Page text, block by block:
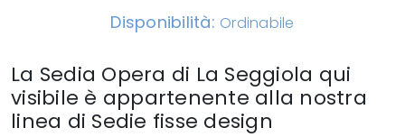
Disponibilità: Ordinabile
La Sedia Opera di La Seggiola qui
visibile è appartenente alla nostra
linea di Sedie fisse design